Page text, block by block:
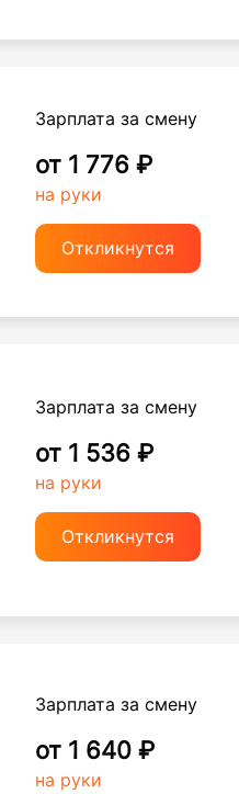
Зарплата за смену
от 1 776 ₽
на руки
Откликнутся
Зарплата за смену
от 1 536 ₽
на руки
Откликнутся
Зарплата за смену
от 1 640 ₽
на руки